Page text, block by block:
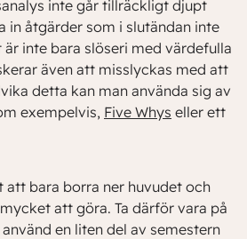
inte går tillräckligt djupt
in åtgärder som i slutändan inte
inte bara slöseri med värdefulla
även att misslyckas med att
detta kan man använda sig av
exempelvis, Five Whys eller ett
bara borra ner huvudet och
att göra. Ta därför vara på
en liten del av semestern